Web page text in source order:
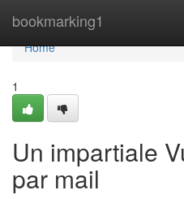
bookmarking1
Home
Home
1
Un impartiale
par mail